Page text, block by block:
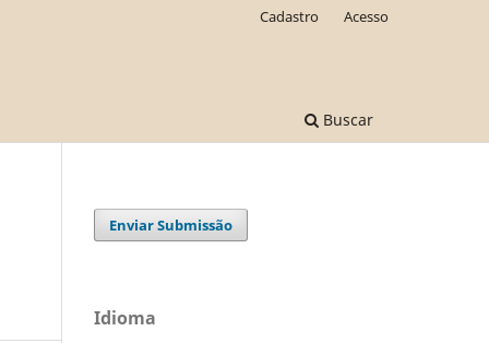
Buscar
Cadastro Acesso
Enviar Submissão
Idioma